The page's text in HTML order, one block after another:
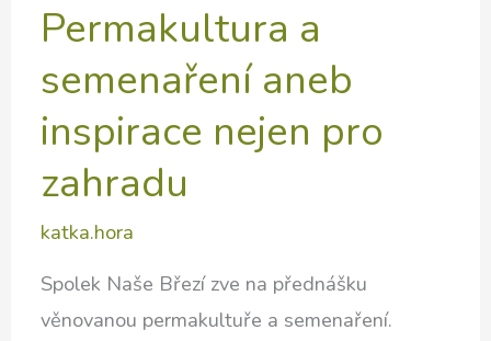
Permakultura a
semenaření aneb
inspirace nejen pro
zahradu
katka.hora
Spolek Naše Březí zve na přednášku
věnovanou permakultuře a semenaření.